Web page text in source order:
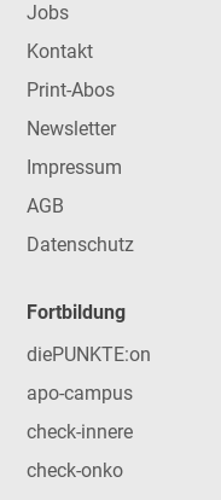
Jobs
Kontakt
Print-Abos
Newsletter
Impressum
AGB
Datenschutz
Fortbildung
diePUNKTE:on
apo-campus
check-innere
check-onko